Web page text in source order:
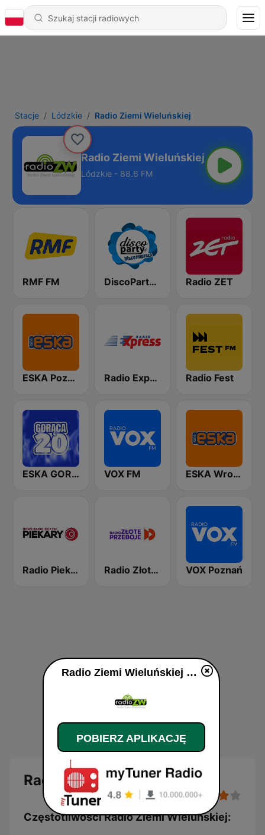
Stacje Lódzkie Radio Ziemi Wieluńskiej
Radio Ziemi Wieluńskiej
Lódzkie - 88.6 FM
RMF FM DiscoParty.pl - Disco Impreza Radio ZET
ESKA Poznań Radio Express Radio Fest
ESKA GORĄCA 20 VOX FM ESKA Wrocław
Radio Piekary Radio Złote Przeboje VOX Poznań
Radio Ziemi Wieluńskiej
Częstotliwości Radio Ziemi Wieluńskiej:
Radio Ziemi Wieluńskiej na żywo
POBIERZ APLIKACJĘ